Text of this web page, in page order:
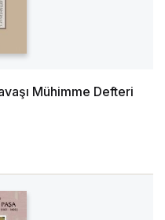
Mühimme Defteri